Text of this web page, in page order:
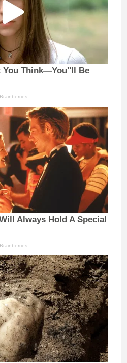
You Think—You''ll Be
Brainberries
Always Hold A Special
Brainberries